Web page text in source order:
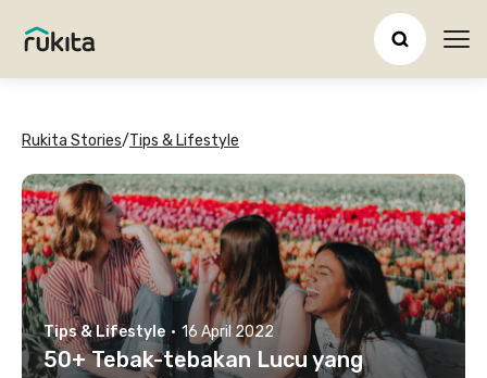
Rukita Stories/Tips & Lifestyle
Tips & Lifestyle · 16 April 2022
50+ Tebak-tebakan Lucu yang